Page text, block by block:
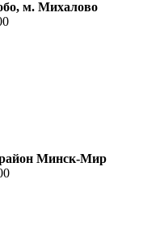
м. Михалово
район Минск-Мир